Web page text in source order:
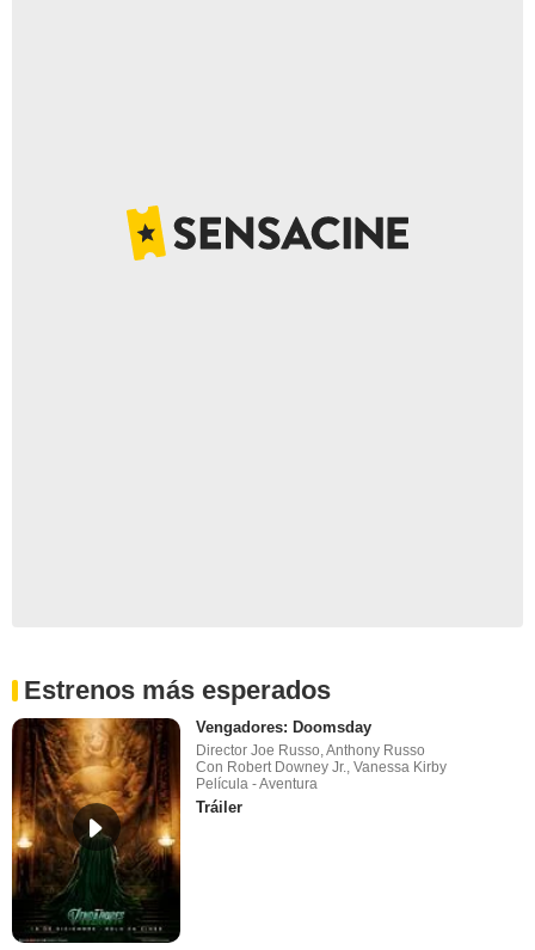
Estrenos más esperados
Vengadores: Doomsday
Director Joe Russo, Anthony Russo
Con Robert Downey Jr., Vanessa Kirby
Película - Aventura
Tráiler